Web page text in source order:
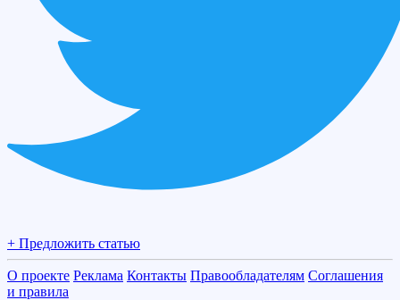
+ Предложить статью
О проекте Реклама Контакты Правообладателям Соглашения
и правила